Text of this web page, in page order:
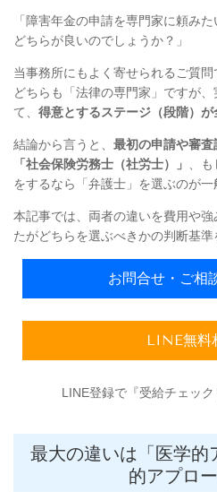
「障害年金の申請を専門家に頼み
どちらが良いのでしょうか？」
当事務所にもよく寄せられるご質問
どちらも「法律の専門家」ですが
て、 得意とするステージ（段階）が
結論から言うと、 最初の申請や審
「社会保険労務士（社労士）」 、も
をするなら「弁護士」を選ぶのが一
本記事では、両者の違いを費用や
たがどちらを選ぶべきかの判断基準
お問合せ・ご相
LINE無料
LINE登録で『受給チェック
最大の違いは「医学的
的アプロ